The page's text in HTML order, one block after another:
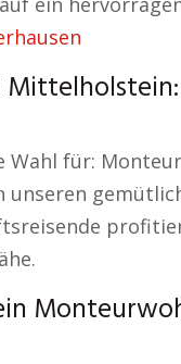
Wahl für:
unseren